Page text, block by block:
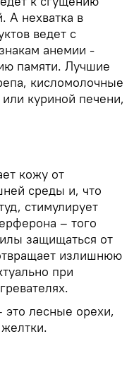
А нехватка в
ведет с
анемии -
памяти. Лучшие
кисломолочные
куриной печени,
кожу от
среды и, что
стимулирует
– того
защищаться от
излишнюю
при
это лесные орехи,